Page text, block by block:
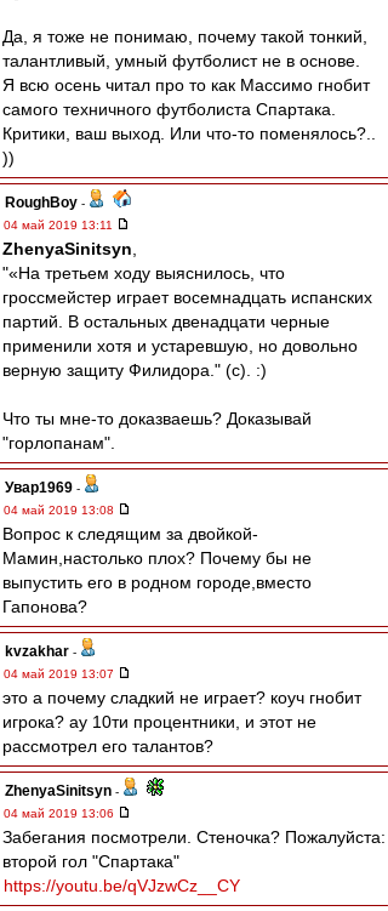
Да, я тоже не понимаю, почему такой тонкий,
талантливый, умный футболист не в основе.
Я всю осень читал про то как Массимо гнобит
самого техничного футболиста Спартака.
Критики, ваш выход. Или что-то поменялось?..
))
RoughBoy -
04 май 2019 13:11
ZhenyaSinitsyn
"«На третьем ходу выяснилось, что
гроссмейстер играет восемнадцать испанских
партий. В остальных двенадцати черные
применили хотя и устаревшую, но довольно
верную защиту Филидора." (c). :)
Что ты мне-то доказваешь? Доказывай
"горлопанам".
Увар1969 -
04 май 2019 13:08
Вопрос к следящим за двойкой-
Мамин,настолько плох? Почему бы не
выпустить его в родном городе,вместо
Гапонова?
kvzakhar -
04 май 2019 13:07
это а почему сладкий не играет? коуч гнобит
игрока? ау 10ти процентники, и этот не
рассмотрел его талантов?
ZhenyaSinitsyn -
04 май 2019 13:06
Забегания посмотрели. Стеночка? Пожалуйста:
второй гол "Спартака"
https://youtu.be/qVJzwCz__CY